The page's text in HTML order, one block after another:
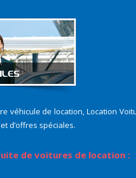
véhicule de location, Location
d’offres spéciales.
de voitures de location :